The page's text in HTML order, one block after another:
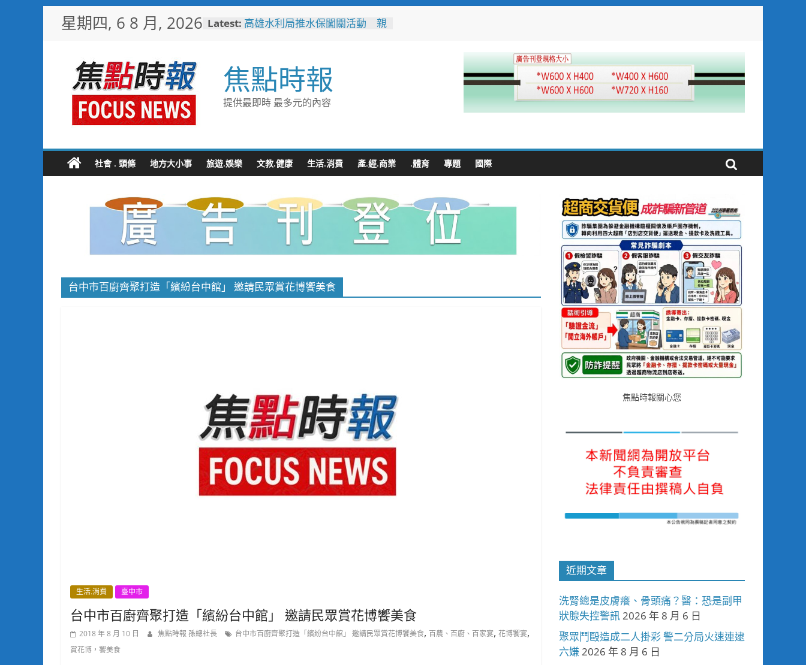
星期四, 6 8 月, 2026 Latest: 高雄水利局推水保闖關活動 親
聚眾鬥毆造成二人掛彩 警二分
局火速連逮六嫌
陳姓補教老師偷拍女學生案 更
一審卅九罪全輕判
焦點時報
提供最即時 最多元的內容
社會 . 頭條 地方大小事 旅遊.娛樂 文教.健康 生活.消費 產.經.商業 .體育 專題 國際
台中市百廚齊聚打造「繽紛台中館」 邀請民眾賞花博饗美食
生活.消費 臺中市
台中市百廚齊聚打造「繽紛台中館」 邀請民眾賞花博饗美食
2018 年 8 月 10 日 焦點時報 孫總社長 台中市百廚齊聚打造「繽紛台中館」 邀請民眾賞花博饗美食, 百農、百廚、百家宴, 花博饗宴,
賞花博，饗美食
焦點時報關心您
近期文章
洗腎總是皮膚癢、骨頭痛？醫：恐是副甲
狀腺失控警訊2026 年 8 月 6 日
聚眾鬥毆造成二人掛彩 警二分局火速連逮
六嫌2026 年 8 月 6 日